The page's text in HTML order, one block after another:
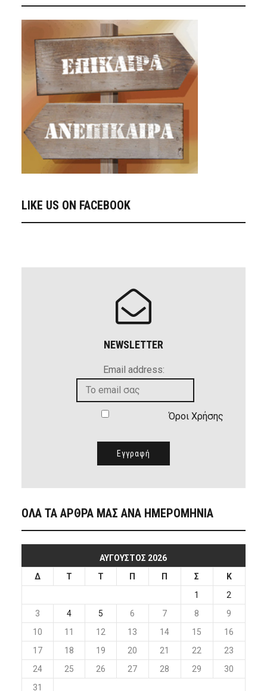
LIKE US ON FACEBOOK
NEWSLETTER
Email address:
Όροι Χρήσης
ΟΛΑ ΤΑ ΑΡΘΡΑ ΜΑΣ ΑΝΑ ΗΜΕΡΟΜΗΝΙΑ
ΑΎΓΟΥΣΤΟΣ 2026
Δ
Τ Τ Π Π Σ
Κ
1
2
3
4 5 6 7 8
9
10
11 12 13 14 15
16
17
18 19 20 21 22
23
24
25 26 27 28 29
30
31